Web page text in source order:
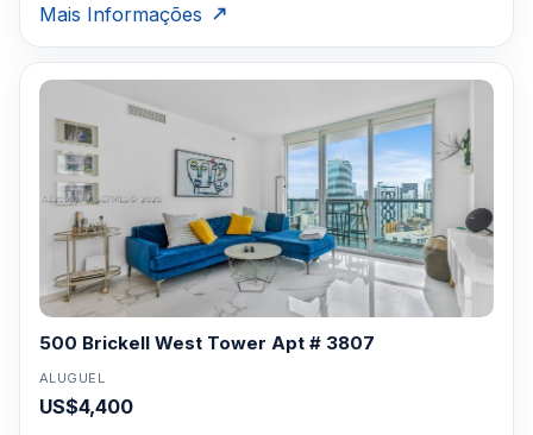
Mais Informações
500 Brickell West Tower Apt # 3807
ALUGUEL
US$4,400